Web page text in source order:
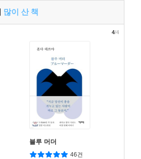
많이 산 책
블루 머더
46건
4/4